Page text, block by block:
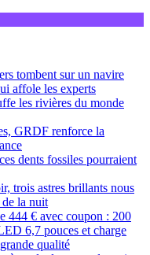
tombent sur un navire
affole les experts
les rivières du monde
GRDF renforce la
dents fossiles pourraient
trois astres brillants nous
de la nuit
444 € avec coupon : 200
6,7 pouces et charge
qualité